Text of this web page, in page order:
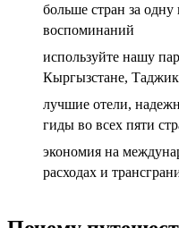
больше стран за
воспоминаний
используйте нашу
Кыргызстане,
лучшие отели,
гиды во всех пяти
экономия на
расходах и